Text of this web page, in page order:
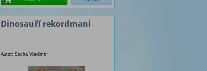
Dinosauří rekordmani
Autor: Socha Vladimír